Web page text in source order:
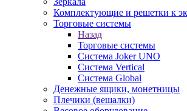
Комплектующие и решетки к
Торговые системы
Назад
Торговые системы
Система Joker UNO
Система Vertical
Система Global
Денежные ящики, монетницы
Плечики (вешалки)